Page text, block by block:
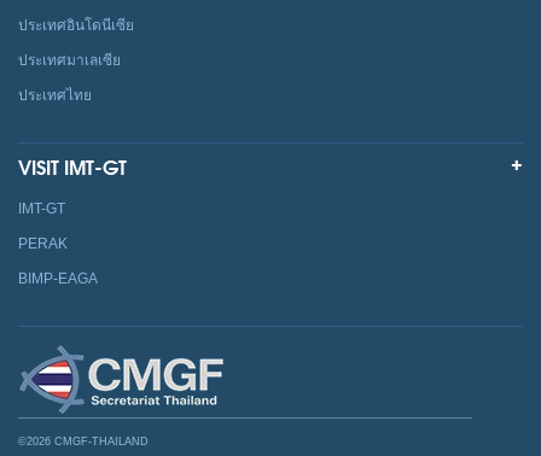
ประเทศอินโดนีเซีย
ประเทศมาเลเซีย
ประเทศไทย
VISIT IMT-GT
IMT-GT
PERAK
BIMP-EAGA
©2026 CMGF-THAILAND